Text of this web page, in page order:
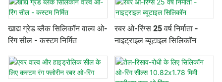
खाद्य ग्रेड ब्लैक सिलिकॉन वाल्व ओ-
रिंग सील - कस्टम निर्मित
रबर ओ-रिंग्स 25 वर्ष निर्माता -
नाइट्राइल ब्यूटाइल सिलिकॉन